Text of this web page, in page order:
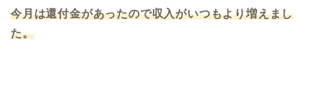
今月は還付金があったので収入がいつもより増えまし
た。